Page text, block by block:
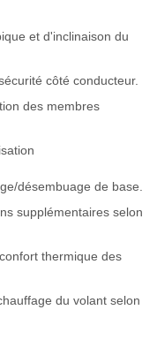
et d'inclinaison du
côté conducteur.
des membres
désembuage de base.
supplémentaires selon
thermique des
du volant selon